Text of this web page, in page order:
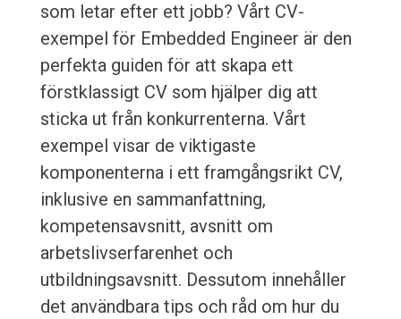
som letar efter ett jobb? Vårt CV-
exempel för Embedded Engineer är den
perfekta guiden för att skapa ett
förstklassigt CV som hjälper dig att
sticka ut från konkurrenterna. Vårt
exempel visar de viktigaste
komponenterna i ett framgångsrikt CV,
inklusive en sammanfattning,
kompetensavsnitt, avsnitt om
arbetslivserfarenhet och
utbildningsavsnitt. Dessutom innehåller
det användbara tips och råd om hur du